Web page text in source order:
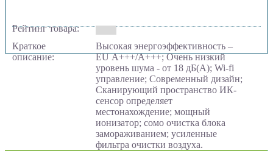
Рейтинг товара:
Краткое
описание:
Высокая энергоэффективность –
EU А+++/А+++; Очень низкий
уровень шума - от 18 дБ(А); Wi-fi
управление; Современный дизайн;
Сканирующий пространство ИК-
сенсор определяет
местонахождение; мощный
ионизатор; сомо очистка блока
замораживанием; усиленные
фильтра очистки воздуха.